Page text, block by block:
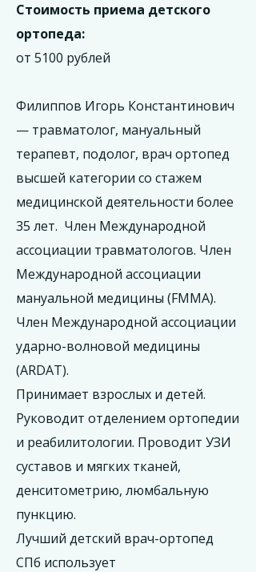
Стоимость приема детского
ортопеда:
от 5100 рублей
Филиппов Игорь Константинович
— травматолог, мануальный
терапевт, подолог, врач ортопед
высшей категории со стажем
медицинской деятельности более
35 лет. Член Международной
ассоциации травматологов. Член
Международной ассоциации
мануальной медицины (FMMA).
Член Международной ассоциации
ударно-волновой медицины
(ARDAT).
Принимает взрослых и детей.
Руководит отделением ортопедии
и реабилитологии. Проводит УЗИ
суставов и мягких тканей,
денситометрию, люмбальную
пункцию.
Лучший детский врач-ортопед
СПб использует